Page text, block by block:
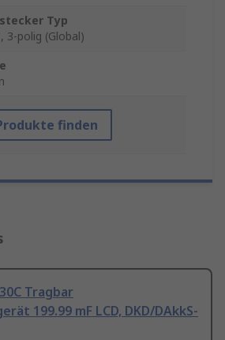
Typ
3-polig (Global)
finden
Tragbar
199.99 mF LCD, DKD/DAkkS-